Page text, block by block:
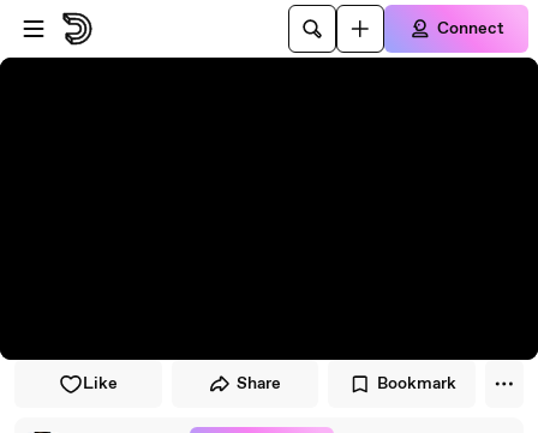
Skip to player
Skip to main content
Connect
Like Share Bookmark